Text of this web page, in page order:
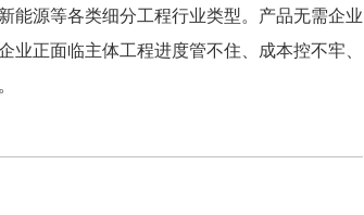
能源等各类细分工程行业类型。产品无需企业
正面临主体工程进度管不住、成本控不牢、